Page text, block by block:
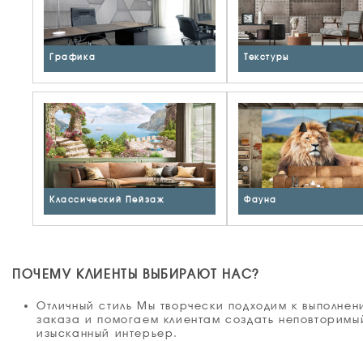
Графика Текстуры
Классический Пейзаж Фауна
ПОЧЕМУ КЛИЕНТЫ ВЫБИРАЮТ НАС?
Отличный стиль Мы творчески подходим к
заказа и помогаем клиентам создать
изысканный интерьер.